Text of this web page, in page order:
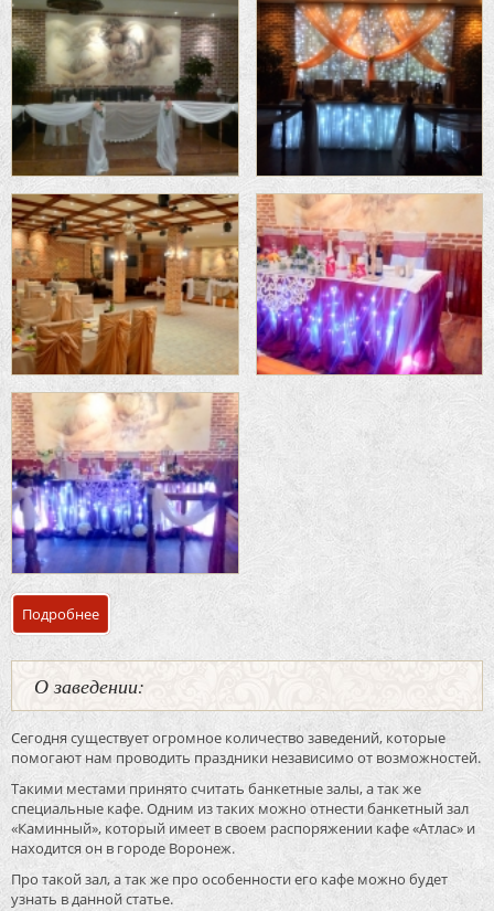
Подробнее о Банкетный зал кафе «Карина»
О заведении:
Сегодня существует огромное количество заведений, которые
помогают нам проводить праздники независимо от возможностей.
Такими местами принято считать банкетные залы, а так же
специальные кафе. Одним из таких можно отнести банкетный зал
«Каминный», который имеет в своем распоряжении кафе «Атлас» и
находится он в городе Воронеж.
Про такой зал, а так же про особенности его кафе можно будет
узнать в данной статье.